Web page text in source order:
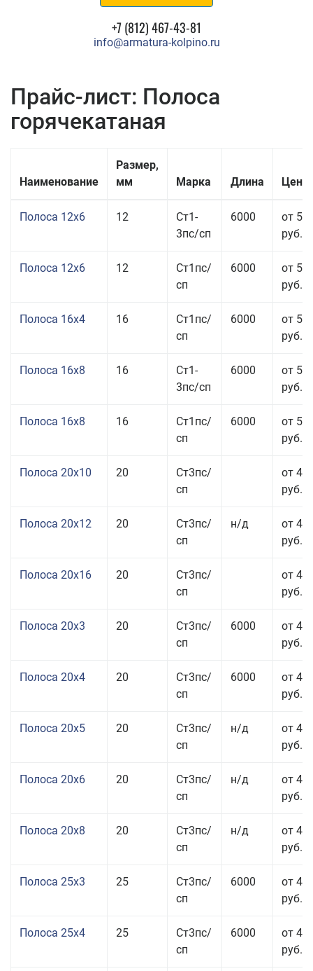
+7 (812) 467-43-81
info@armatura-kolpino.ru
Прайс-лист: Полоса
горячекатаная
Наименование
Размер,
мм
Марка Длина Цена
Полоса 12x6 12
Ст1-
3пс/сп
6000
от 53
руб.
Полоса 12x6 12
Ст1пс/
сп
6000
от 53
руб.
Полоса 16x4 16
Ст1пс/
сп
6000
от 53
руб.
Полоса 16x8 16
Ст1-
3пс/сп
6000
от 55
руб.
Полоса 16x8 16
Ст1пс/
сп
6000
от 55
руб.
Полоса 20x10 20
Ст3пс/
сп
от 44
руб.
Полоса 20x12 20
Ст3пс/
сп
н/д
от 44
руб.
Полоса 20x16 20
Ст3пс/
сп
от 45
руб.
Полоса 20x3 20
Ст3пс/
сп
6000
от 45
руб.
Полоса 20x4 20
Ст3пс/
сп
6000
от 44
руб.
Полоса 20x5 20
Ст3пс/
сп
н/д
от 42
руб.
Полоса 20x6 20
Ст3пс/
сп
н/д
от 46
руб.
Полоса 20x8 20
Ст3пс/
сп
н/д
от 45
руб.
Полоса 25x3 25
Ст3пс/
сп
6000
от 46
руб.
Полоса 25x4 25
Ст3пс/
сп
6000
от 43
руб.